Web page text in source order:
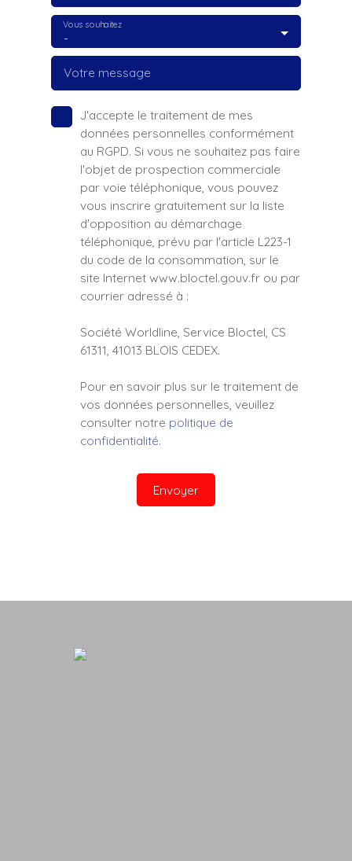
-
Vous souhaitez
Votre message
J'accepte le traitement de mes
données personnelles conformément
au RGPD. Si vous ne souhaitez pas faire
l'objet de prospection commerciale
par voie téléphonique, vous pouvez
vous inscrire gratuitement sur la liste
d'opposition au démarchage
téléphonique, prévu par l'article L223-1
du code de la consommation, sur le
site Internet www.bloctel.gouv.fr ou par
courrier adressé à :
Société Worldline, Service Bloctel, CS
61311, 41013 BLOIS CEDEX.
Pour en savoir plus sur le traitement de
vos données personnelles, veuillez
consulter notre politique de
confidentialité.
Envoyer